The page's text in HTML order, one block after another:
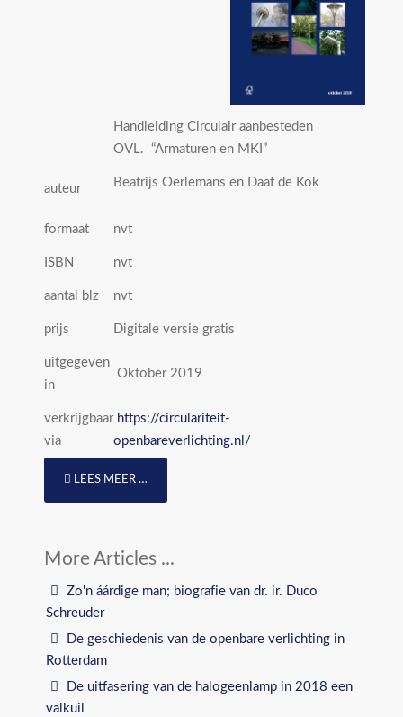
Handleiding Circulair aanbesteden
OVL. “Armaturen en MKI”
auteur Beatrijs Oerlemans en Daaf de Kok
formaat nvt
ISBN nvt
aantal blz nvt
prijs Digitale versie gratis
uitgegeven
in
Oktober 2019
verkrijgbaar
via
https://circulariteit-
openbareverlichting.nl/
LEES MEER …
Zo'n áárdige man; biografie van dr. ir. Duco
Schreuder
De geschiedenis van de openbare verlichting in
Rotterdam
De uitfasering van de halogeenlamp in 2018 een
valkuil